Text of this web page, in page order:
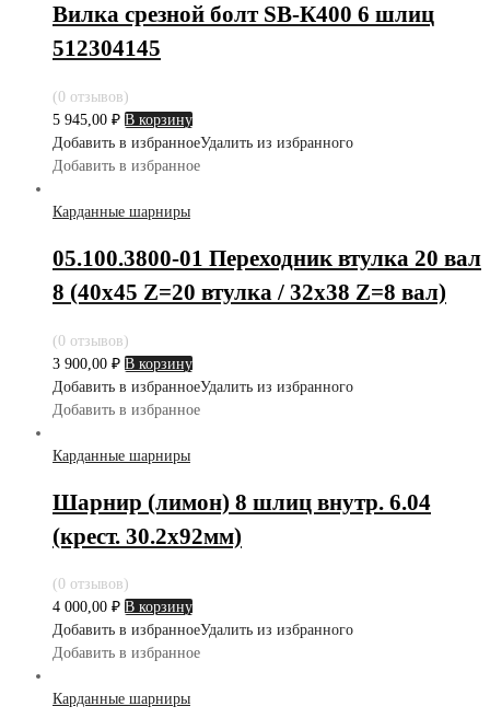
Вилка срезной болт SB-К400 6 шлиц
512304145
(0 отзывов)
5 945,00 ₽ В корзину
Добавить в избранноеУдалить из избранного
Добавить в избранное
Карданные шарниры
05.100.3800-01 Переходник втулка 20 вал
8 (40х45 Z=20 втулка / 32х38 Z=8 вал)
(0 отзывов)
3 900,00 ₽ В корзину
Добавить в избранноеУдалить из избранного
Добавить в избранное
Карданные шарниры
Шарнир (лимон) 8 шлиц внутр. 6.04
(крест. 30.2х92мм)
(0 отзывов)
4 000,00 ₽ В корзину
Добавить в избранноеУдалить из избранного
Добавить в избранное
Карданные шарниры